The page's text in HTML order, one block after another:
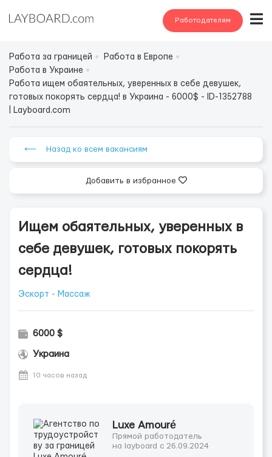
Работодателям
Работа за границей
Работа в Европе
Работа в Украине
Работа ищем обаятельных, уверенных в себе девушек,
готовых покорять сердца! в Украина - 6000$ - ID-1352788
| Layboard.com
⟵ Назад ко всем вакансиям
Добавить в избранное
Ищем обаятельных, уверенных в
себе девушек, готовых покорять
сердца!
Эскорт - Массаж
6000 $
Украина
10 часов назад
Luxe Amouré
Прямой работодатель
на layboard с 26.09.2024